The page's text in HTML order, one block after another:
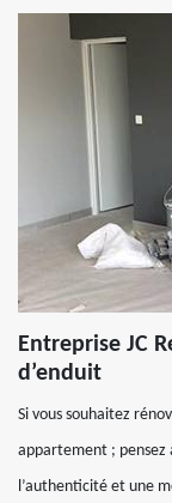
Entreprise JC
d’enduit
Si vous souhaitez
appartement ; pensez
l’authenticité et une